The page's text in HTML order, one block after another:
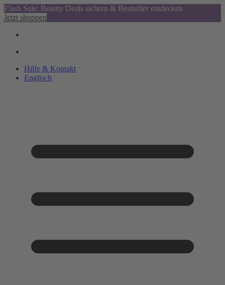
Flash Sale: Beauty Deals sichern & Bestseller entdecken
Jetzt shoppen
Hilfe & Kontakt
Englisch